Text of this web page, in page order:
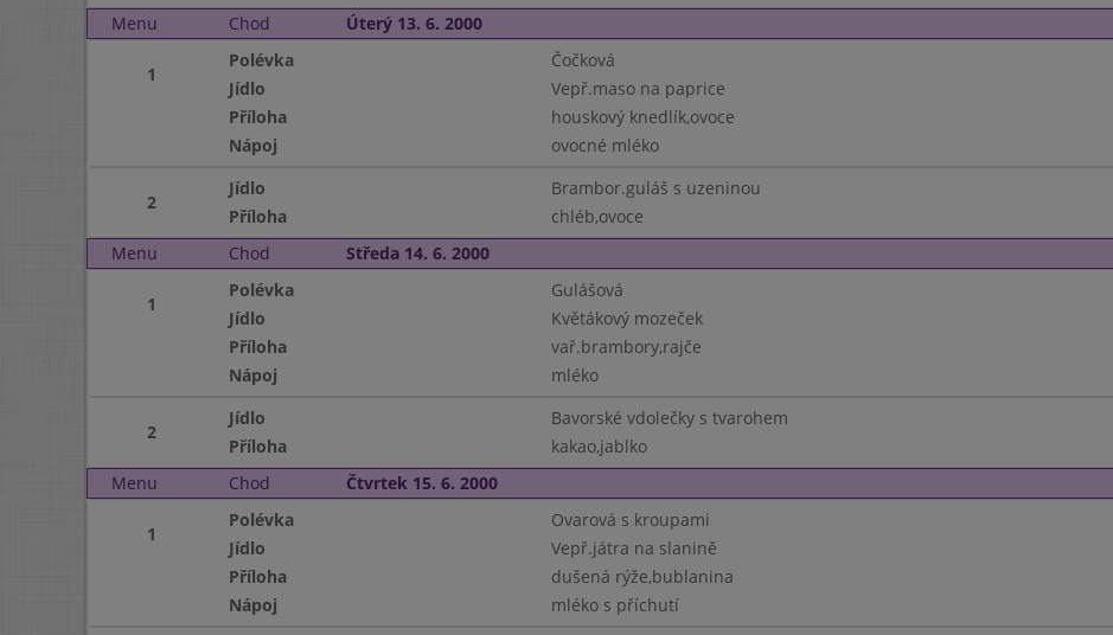
Menu
Chod Úterý 13. 6. 2000
1
Polévka
Čočková
Jídlo
Vepř.maso na paprice
Příloha
houskový knedlík,ovoce
Nápoj
ovocné mléko
2
Jídlo
Brambor.guláš s uzeninou
Příloha
chléb,ovoce
Menu
Chod Středa 14. 6. 2000
1
Polévka
Gulášová
Jídlo
Květákový mozeček
Příloha
vař.brambory,rajče
Nápoj
mléko
2
Jídlo
Bavorské vdolečky s tvarohem
Příloha
kakao,jablko
Menu
Chod Čtvrtek 15. 6. 2000
1
Polévka
Ovarová s kroupami
Jídlo
Vepř.játra na slanině
Příloha
dušená rýže,bublanina
Nápoj
mléko s příchutí